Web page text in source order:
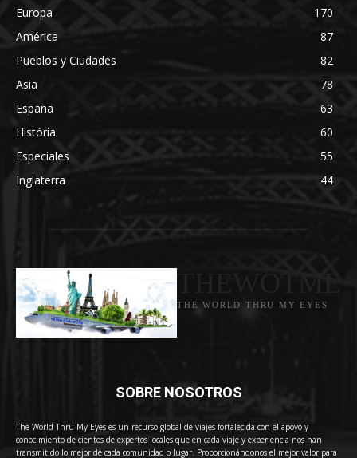
Europa
170
América
87
Pueblos y Ciudades
82
Asia
78
España
63
História
60
Especiales
55
Inglaterra
44
THE WORLD THRU MY EYES
SOBRE NOSOTROS
The World Thru My Eyes es un recurso global de viajes fortalecida con el apoyo y
conocimiento de cientos de expertos locales que en cada viaje y experiencia nos han
transmitido lo mejor de cada comunidad o lugar. Proporcionándonos el mejor valor para